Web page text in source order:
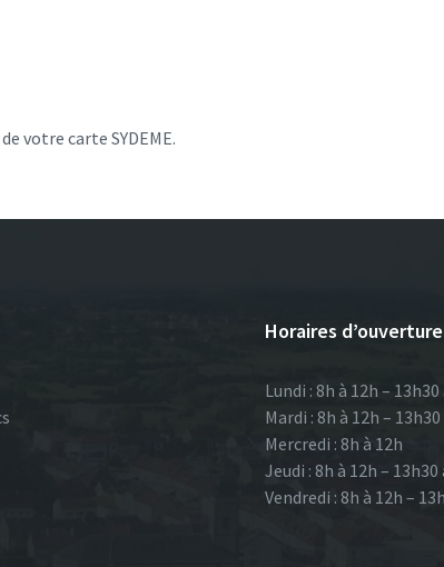
votre carte SYDEME.
Horaires d’ouverture
Lundi : 8h à 12h – 13h30
Mardi : 8h à 12h –
Mercredi : 8h à 12h
Jeudi : 8h à 12h – 13h30
Vendredi : 8h à 12h –